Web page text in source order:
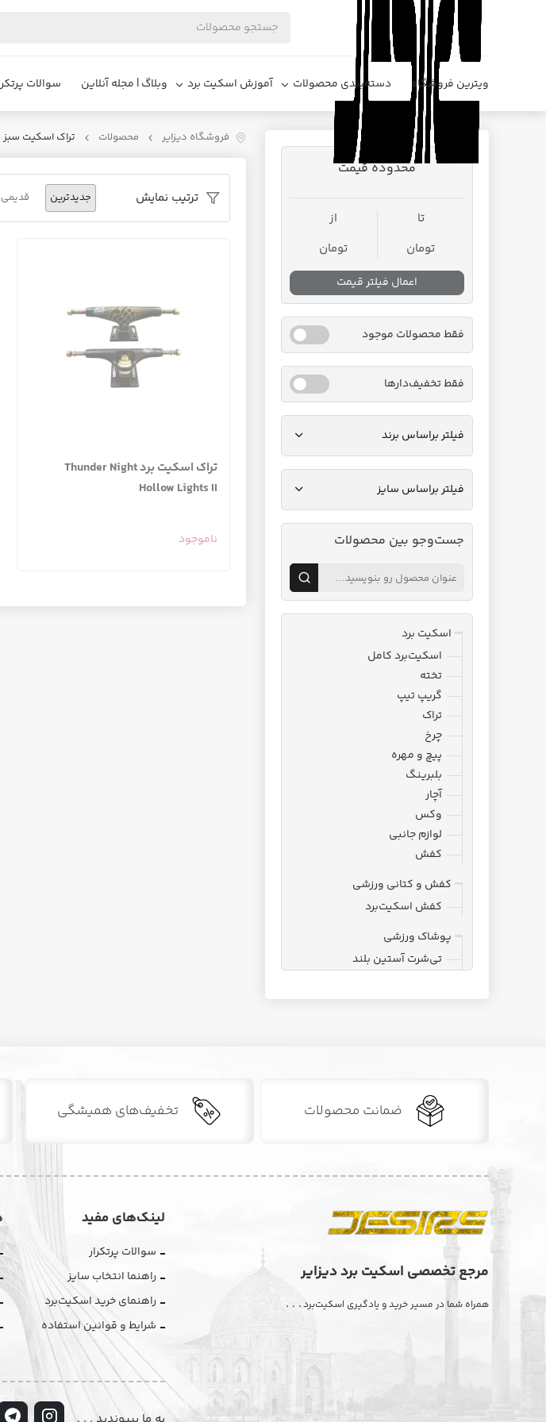
ویترین فروشگاه دسته‌بندی محصولات آموزش اسکیت برد وبلاگ | مجله آنلاین سوالات
محدوده قیمت
تا
تومان
از
تومان
اعمال فیلتر قیمت
فقط محصولات موجود
فقط تخفیف‌دارها
فیلتر براساس برند
فیلتر براساس سایز
جست‌وجو بین محصولات
اسکیت برد
اسکیت‌برد کامل
تخته
گریپ تیپ
تراک
چرخ
پیچ و مهره
بلبرینگ
آچار
وکس
لوازم جانبی
کفش
کفش و کتانی ورزشی
کفش اسکیت‌برد
پوشاک ورزشی
تی‌شرت آستین بلند
فروشگاه دیزایر محصولات تراک اسکیت سبز
ترتیب نمایش جدیدترین
تراک اسکیت برد Thunder Night
Hollow Lights II
ناموجود
ضمانت محصولات تخفیف‌های همیشگی
مرجع تخصصی اسکیت برد دیزایر
همراه شما در مسیر خرید و یادگیری اسکیت‌برد. . .
لینک‌های مفید
سوالات پرتکرار
راهنما انتخاب سایز
راهنمای خرید اسکیت‌برد
شرایط و قوانین استفاده